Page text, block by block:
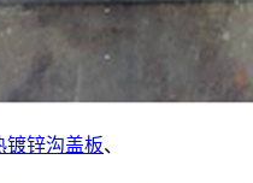
镀锌沟盖板、